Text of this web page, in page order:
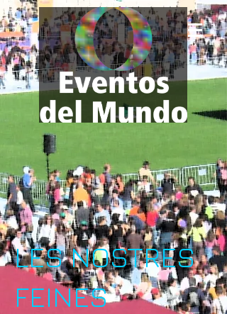
LES NOSTRES
FEINES